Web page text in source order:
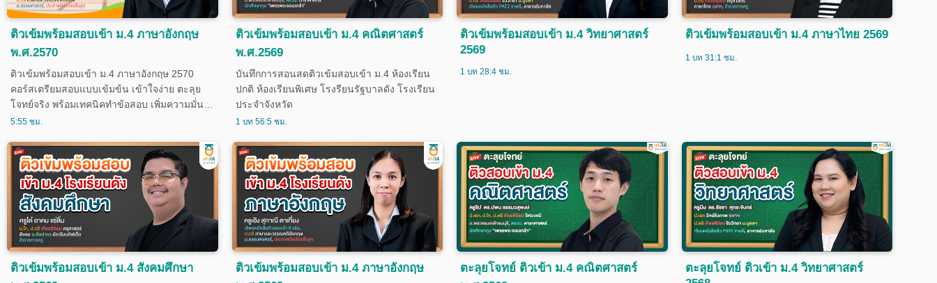
ติวเข้มพร้อมสอบเข้า ม.4 ภาษาอังกฤษ
พ.ศ.2570
ติวเข้มพร้อมสอบเข้า ม.4 ภาษาอังกฤษ 2570
คอร์สเตรียมสอบแบบเข้มข้น เข้าใจง่าย ตะลุย
โจทย์จริง พร้อมเทคนิคทำข้อสอบ เพิ่มความมั่นใจ
ก่อนสอบ เรียนทั้งหมด 30 ครั้ง ครบ 4 ทักษะ
Conversation เหมาะสำหรับน้อง ม.ต้น กำลัง
เตรียมสอบเข้า ม.4 โรงเรียนชั้นนำ และสนาม
สอบแข่งขันต่าง ๆ
5:55 ชม.
ติวเข้มพร้อมสอบเข้า ม.4 คณิตศาสตร์
พ.ศ.2569
บันทึกการสอนสดติวเข้มสอบเข้า ม.4 ห้องเรียน
ปกติ ห้องเรียนพิเศษ โรงรียนรัฐบาลดัง โรงเรียน
ประจำจังหวัด
1 บท 56:5 ชม.
ติวเข้มพร้อมสอบเข้า ม.4 วิทยาศาสตร์
2569
1 บท 28:4 ชม.
ติวเข้มพร้อมสอบเข้า ม.4 ภาษาไทย 2569
1 บท 31:1 ชม.
ติวเข้มพร้อมสอบเข้า ม.4 สังคมศึกษา
ติวเข้มพร้อมสอบเข้า ม.4 ภาษาอังกฤษ
ตะลุยโจทย์ ติวเข้า ม.4 คณิตศาสตร์
ตะลุยโจทย์ ติวเข้า ม.4 วิทยาศาสตร์